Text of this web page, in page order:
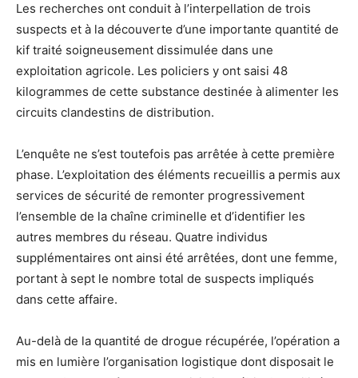
Les recherches ont conduit à l’interpellation de trois
suspects et à la découverte d’une importante quantité de
kif traité soigneusement dissimulée dans une
exploitation agricole. Les policiers y ont saisi 48
kilogrammes de cette substance destinée à alimenter les
circuits clandestins de distribution.
L’enquête ne s’est toutefois pas arrêtée à cette première
phase. L’exploitation des éléments recueillis a permis aux
services de sécurité de remonter progressivement
l’ensemble de la chaîne criminelle et d’identifier les
autres membres du réseau. Quatre individus
supplémentaires ont ainsi été arrêtées, dont une femme,
portant à sept le nombre total de suspects impliqués
dans cette affaire.
Au-delà de la quantité de drogue récupérée, l’opération a
mis en lumière l’organisation logistique dont disposait le